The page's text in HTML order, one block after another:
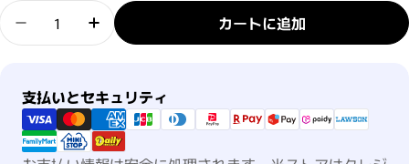
数量
ファイバープレックス No.4 ボンドセラムの数量を
ファイバープレックス No.4 ボンドセラム
カートに追加
支払いとセキュリティ
支払い方法